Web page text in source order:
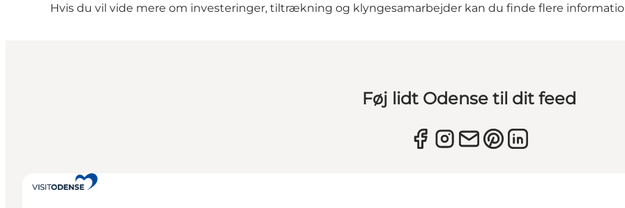
Hvis du vil vide mere om investeringer, tiltrækning og klyngesamarbejder kan du finde flere
Føj lidt Odense til dit feed